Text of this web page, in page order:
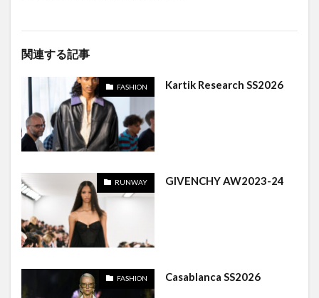
関連する記事
FASHION Kartik Research SS2026
RUNWAY GIVENCHY AW2023-24
FASHION Casablanca SS2026